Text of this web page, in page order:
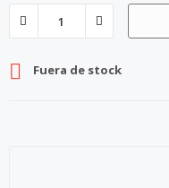
 Fuera de stock